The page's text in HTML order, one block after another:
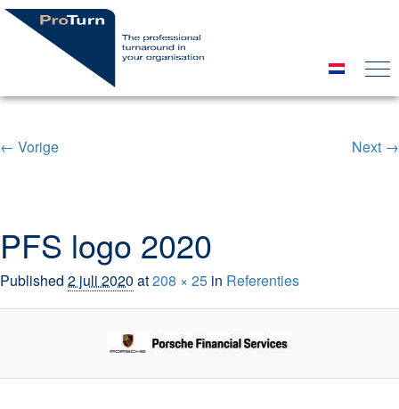
Image navigation
← Vorige Next →
PFS logo 2020
Published 2 juli 2020 at208 × 25 in Referenties